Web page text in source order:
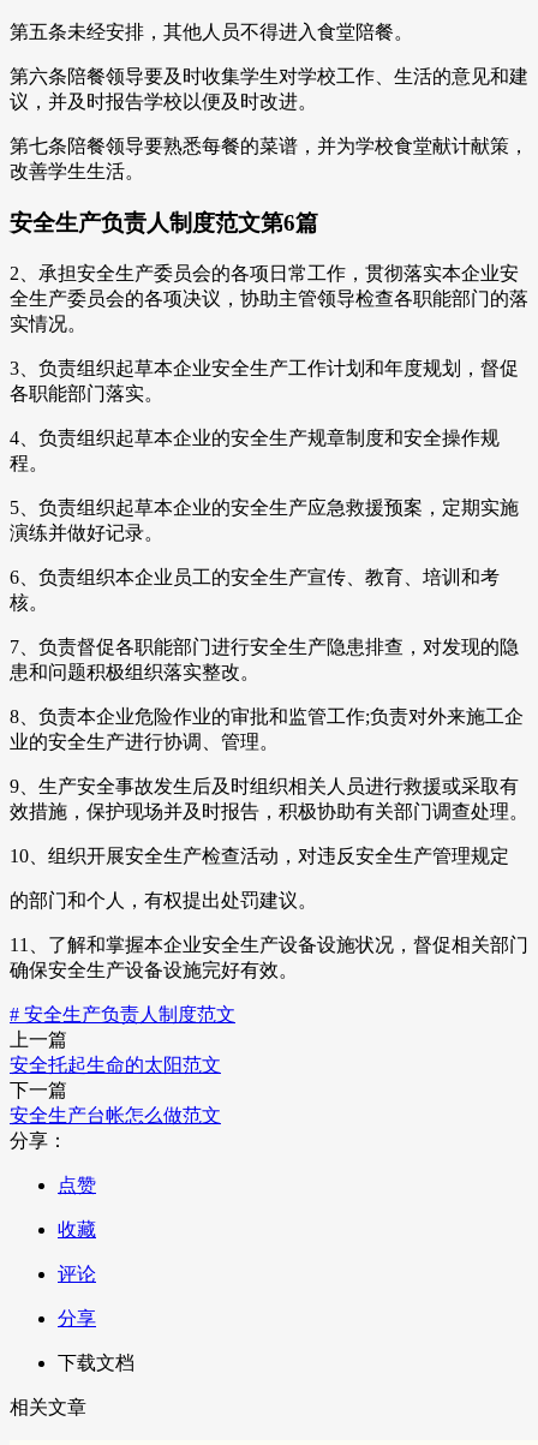
第五条未经安排，其他人员不得进入食堂陪餐。
第六条陪餐领导要及时收集学生对学校工作、生活的意见和建
议，并及时报告学校以便及时改进。
第七条陪餐领导要熟悉每餐的菜谱，并为学校食堂献计献策，
改善学生生活。
安全生产负责人制度范文第6篇
2、承担安全生产委员会的各项日常工作，贯彻落实本企业安
全生产委员会的各项决议，协助主管领导检查各职能部门的落
实情况。
3、负责组织起草本企业安全生产工作计划和年度规划，督促
各职能部门落实。
4、负责组织起草本企业的安全生产规章制度和安全操作规
程。
5、负责组织起草本企业的安全生产应急救援预案，定期实施
演练并做好记录。
6、负责组织本企业员工的安全生产宣传、教育、培训和考
核。
7、负责督促各职能部门进行安全生产隐患排查，对发现的隐
患和问题积极组织落实整改。
8、负责本企业危险作业的审批和监管工作;负责对外来施工企
业的安全生产进行协调、管理。
9、生产安全事故发生后及时组织相关人员进行救援或采取有
效措施，保护现场并及时报告，积极协助有关部门调查处理。
10、组织开展安全生产检查活动，对违反安全生产管理规定
的部门和个人，有权提出处罚建议。
11、了解和掌握本企业安全生产设备设施状况，督促相关部门
确保安全生产设备设施完好有效。
# 安全生产负责人制度范文
上一篇
安全托起生命的太阳范文
下一篇
安全生产台帐怎么做范文
分享：
点赞
收藏
评论
分享
下载文档
相关文章